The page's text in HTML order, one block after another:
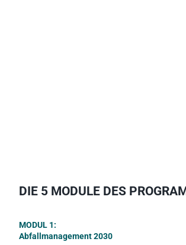
DIE 5 MODULE DES
MODUL 1:
Abfallmanagement 2030